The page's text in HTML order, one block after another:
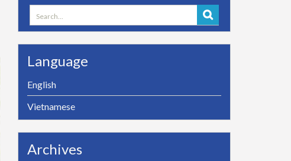
Search
for:
Language
English
Vietnamese
Archives